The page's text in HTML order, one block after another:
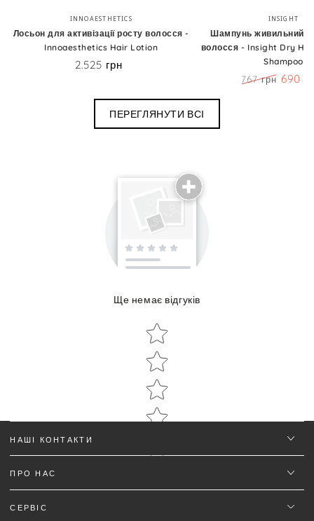
Бренд:
INNOAESTHETICS
Лосьон для активізації росту волосся -
Innoaesthetics Hair Lotion
Ціна
2.525 грн
INSIGHT
Шампунь живильний
волосся - Insight Dry
Shampoo
767 грн 690
ПЕРЕГЛЯНУТИ ВСІ
Поділиться досвідом використання
Star rating
Ім'я *
Ще немає відгуків
Star rating
НАШІ КОНТАКТИ
ПРО НАС
СЕРВІС